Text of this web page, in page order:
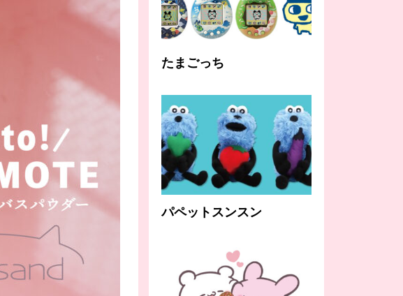
たまごっち
パペットスンスン